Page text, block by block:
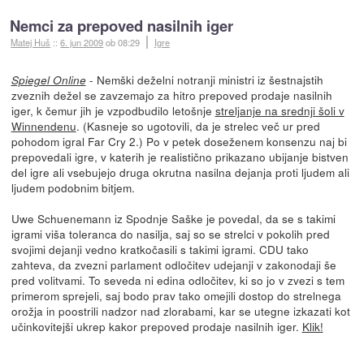
Nemci za prepoved nasilnih iger
Matej Huš ::6. jun 2009ob 08:29 Igre
Spiegel Online- Nemški deželni notranji ministri iz šestnajstih
zveznih dežel se zavzemajo za hitro prepoved prodaje nasilnih
iger, k čemur jih je vzpodbudilo letošnje streljanje na srednji šoli v
Winnendenu. (Kasneje so ugotovili, da je strelec več ur pred
pohodom igral Far Cry 2.) Po v petek doseženem konsenzu naj bi
prepovedali igre, v katerih je realistično prikazano ubijanje bistven
del igre ali vsebujejo druga okrutna nasilna dejanja proti ljudem ali
ljudem podobnim bitjem.
Uwe Schuenemann iz Spodnje Saške je povedal, da se s takimi
igrami viša toleranca do nasilja, saj so se strelci v pokolih pred
svojimi dejanji vedno kratkočasili s takimi igrami. CDU tako
zahteva, da zvezni parlament odločitev udejanji v zakonodaji še
pred volitvami. To seveda ni edina odločitev, ki so jo v zvezi s tem
primerom sprejeli, saj bodo prav tako omejili dostop do strelnega
orožja in poostrili nadzor nad zlorabami, kar se utegne izkazati kot
učinkovitejši ukrep kakor prepoved prodaje nasilnih iger. Klik!